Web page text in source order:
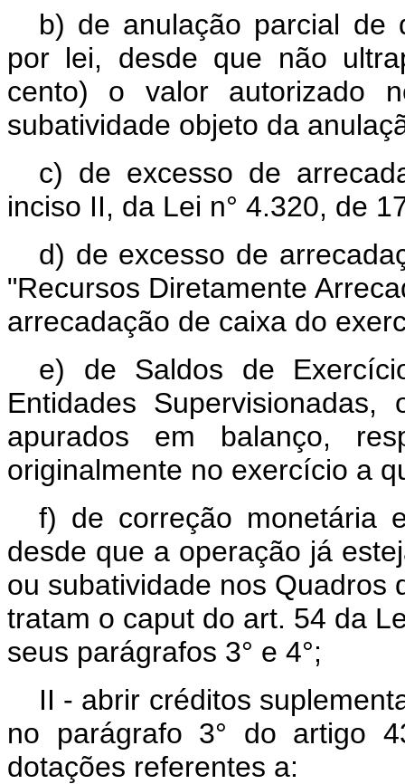
b) de anulação parcial de
por lei, desde que não
cento) o valor autorizado
subatividade objeto da
c) de excesso de
inciso II, da Lei n° 4.320, de
d) de excesso de
"Recursos Diretamente
arrecadação de caixa do
e) de Saldos de
Entidades
apurados em balanço,
originalmente no exercício a
f) de correção monetária
desde que a operação já
ou subatividade nos Quadros
tratam o caput do art. 54 da
seus parágrafos 3° e 4°;
II - abrir créditos
no parágrafo 3° do artigo
dotações referentes a: